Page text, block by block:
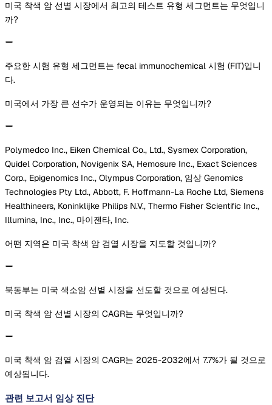
미국 착색 암 선별 시장에서 최고의 테스트 유형 세그먼트는 무엇입니
까?
주요한 시험 유형 세그먼트는 fecal immunochemical 시험 (FIT)입니
다.
미국에서 가장 큰 선수가 운영되는 이유는 무엇입니까?
Polymedco Inc., Eiken Chemical Co., Ltd., Sysmex Corporation,
Quidel Corporation, Novigenix SA, Hemosure Inc., Exact Sciences
Corp., Epigenomics Inc., Olympus Corporation, 임상 Genomics
Technologies Pty Ltd., Abbott, F. Hoffmann-La Roche Ltd, Siemens
Healthineers, Koninklijke Philips N.V., Thermo Fisher Scientific Inc.,
Illumina, Inc., Inc., 마이젠타, Inc.
어떤 지역은 미국 착색 암 검열 시장을 지도할 것입니까?
북동부는 미국 색소암 선별 시장을 선도할 것으로 예상된다.
미국 착색 암 선별 시장의 CAGR는 무엇입니까?
미국 착색 암 검열 시장의 CAGR는 2025-2032에서 7.7%가 될 것으로
예상됩니다.
관련 보고서 임상 진단